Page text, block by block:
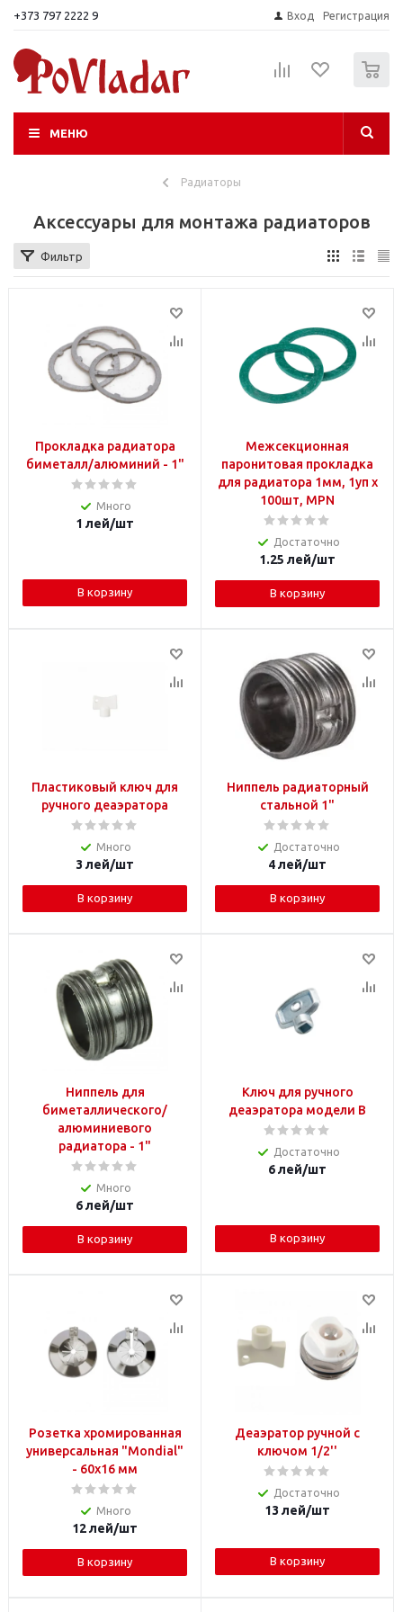
+373 797 2222 9 Вход Регистрация
МЕНЮ
Радиаторы
Аксессуары для монтажа радиаторов
Фильтр
Прокладка радиатора
биметалл/алюминий - 1"
Много
1 лей/шт
В корзину
Межсекционная
паронитовая прокладка
для радиатора 1мм, 1уп x
100шт, MPN
Достаточно
1.25 лей/шт
В корзину
Пластиковый ключ для
ручного деаэратора
Много
3 лей/шт
В корзину
Ниппель радиаторный
стальной 1"
Достаточно
4лей/шт
В корзину
Ниппель для
биметаллического/
алюминиевого
радиатора - 1"
Много
6лей/шт
В корзину
Ключ для ручного
деаэратора модели B
Достаточно
6лей/шт
В корзину
Розетка хромированная
универсальная "Mondial"
- 60x16 мм
Много
12лей/шт
В корзину
Деаэратор ручной с
ключом 1/2''
Достаточно
13 лей/шт
В корзину